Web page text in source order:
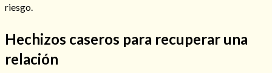
riesgo.
Hechizos caseros para recuperar una
relación